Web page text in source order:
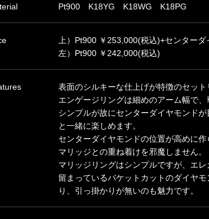
Pt900 K18YG K18WG K18PG
上）Pt900 ￥253,000(税込)+センター
左）Pt900 ￥242,000(税込)
表面のシルキーな仕上げが特徴のセット
エンゲージリングは細めのアーム幅で、
シンプルが故にセンターダイヤモンド
と一緒に楽しめます。
センターダイヤモンドの位置が高めに作
マリッジとの重ね着けを邪魔しません。
マリッジリングはシンプルですが、エレ
留まっているバケットカットのダイヤ
り、引っ掛かりが無いのも魅力です。